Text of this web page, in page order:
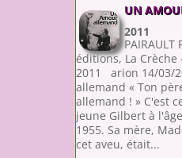
UN
2011
PAIRAULT
éditions, La Crèche
2011 arion 14/03/
allemand « Ton
allemand ! » C'est
jeune Gilbert à
1955. Sa mère,
cet aveu, était...